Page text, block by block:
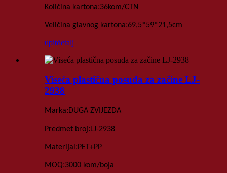
Količina kartona:36kom/CTN
Veličina glavnog kartona:69,5*59*21,5cm
upitdetalj
Viseća plastična posuda za začine LJ-
2938
Marka:DUGA ZVIJEZDA
Predmet broj:LJ-2938
Materijal :PET+PP
MOQ:3000 kom/boja